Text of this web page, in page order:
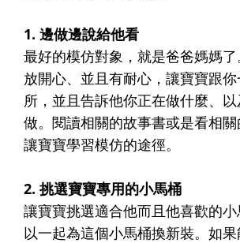
1. 邊做邊說給他看
最好的模仿對象，就是爸爸媽媽
放開心、並且有耐心，讓寶寶跟
所，並且告訴他你正在做什麼、
做。閱讀相關的故事書或是看相
讓寶寶學習模仿的途徑。
2. 挑選寶寶專用的小馬桶
讓寶寶挑選適合他而且他喜歡的
以一起為這個小馬桶換新裝。如